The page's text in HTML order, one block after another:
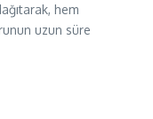
hem
uzun süre